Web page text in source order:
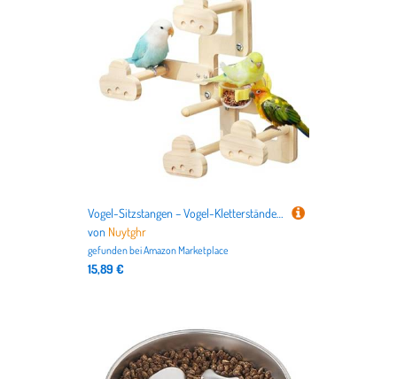
Vogel-Sitzstangen – Vogel-Kletterständer mit Futternapf, Käfigzubehör, Schaukel, Spielzeug für Lovebirds zum Ausruhen, Spielen, drinnen und draußen, Zuhause, Reisen
von Nuytghr
gefunden beiAmazon Marketplace
15,89 €